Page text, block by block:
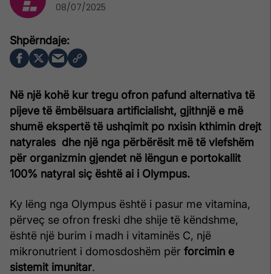
Në një kohë kur tregu ofron pafund alternativa të
pijeve të ëmbëlsuara artificialisht, gjithnjë e më
shumë ekspertë të ushqimit po nxisin kthimin drejt
natyrales dhe një nga përbërësit më të vlefshëm
për organizmin gjendet në lëngun e portokallit
100% natyral siç është ai i Olympus.
Ky lëng nga Olympus është i pasur me vitamina,
përveç se ofron freski dhe shije të këndshme,
është një burim i madh i vitaminës C, një
mikronutrient i domosdoshëm për forcimin e
sistemit imunitar.
08/07/2025